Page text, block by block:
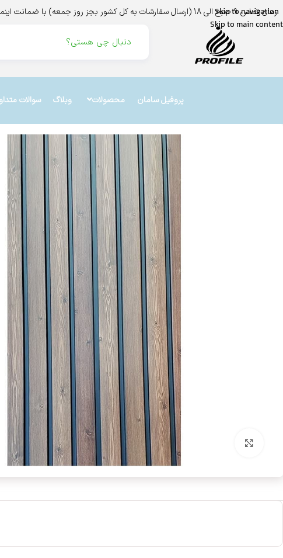
Skip to navigation
Skip to main content
زمان تماس 9 صبح الی 18 (ارسال سفارشات به کل کشور بجز روز جمعه) با ضمانت اینماد،ترب،و درگاه بانک ملت
پروفیل سامان محصولات وبلاگ سوالات
برای بزرگنمایی کلیک کنید